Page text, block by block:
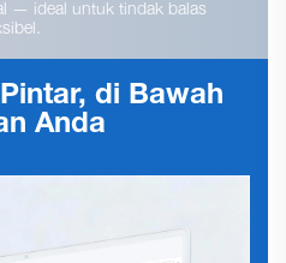
— ideal untuk tindak balas
di Bawah
Anda